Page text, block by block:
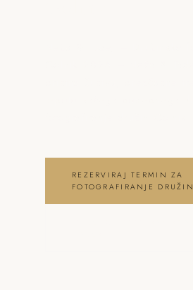
REZERVIRAJ TERMIN ZA
FOTOGRAFIRANJE DRUŽIN